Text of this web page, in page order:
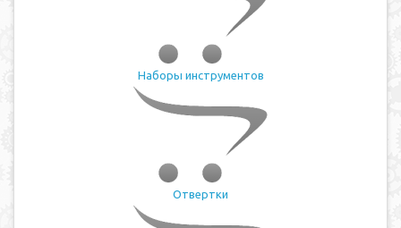
Наборы инструментов
Отвертки